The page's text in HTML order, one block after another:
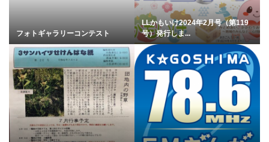
フォトギャラリーコンテスト
LLかもいけ2024年2月号（第119
号）発行しま...